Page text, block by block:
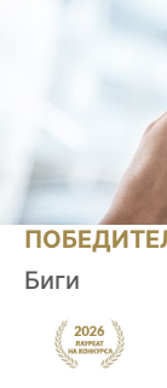
Биги